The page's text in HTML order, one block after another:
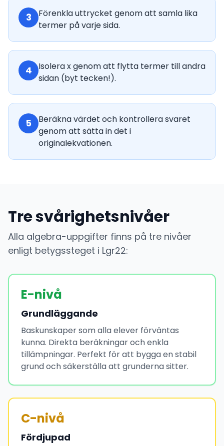
3
Förenkla uttrycket genom att samla lika
termer på varje sida.
4
Isolera x genom att flytta termer till andra
sidan (byt tecken!).
5
Beräkna värdet och kontrollera svaret
genom att sätta in det i
originalekvationen.
Tre svårighetsnivåer
Alla algebra-uppgifter finns på tre nivåer
enligt betygssteget i Lgr22:
E-nivå
Grundläggande
Baskunskaper som alla elever förväntas
kunna. Direkta beräkningar och enkla
tillämpningar. Perfekt för att bygga en stabil
grund och säkerställa att grunderna sitter.
C-nivå
Fördjupad